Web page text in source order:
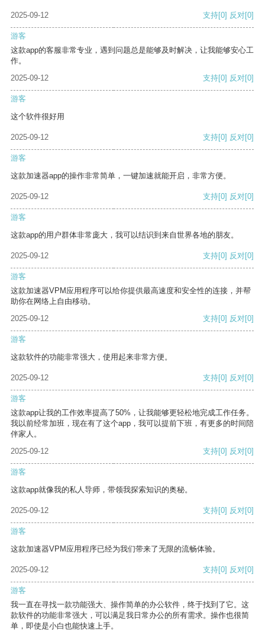
2025-09-12 支持[0] 反对[0]
游客
这款app的客服非常专业，遇到问题总是能够及时解决，让我能够安心工
作。
2025-09-12
支持[0] 反对[0]
游客
这个软件很好用
2025-09-12 支持[0] 反对[0]
游客
这款加速器app的操作非常简单，一键加速就能开启，非常方便。
2025-09-12 支持[0] 反对[0]
游客
这款app的用户群体非常庞大，我可以结识到来自世界各地的朋友。
2025-09-12 支持[0] 反对[0]
游客
这款加速器VPM应用程序可以给你提供最高速度和安全性的连接，并帮
助你在网络上自由移动。
2025-09-12
支持[0] 反对[0]
游客
这款软件的功能非常强大，使用起来非常方便。
2025-09-12 支持[0] 反对[0]
游客
这款app让我的工作效率提高了50%，让我能够更轻松地完成工作任务。
我以前经常加班，现在有了这个app，我可以提前下班，有更多的时间陪
伴家人。
2025-09-12
支持[0] 反对[0]
游客
这款app就像我的私人导师，带领我探索知识的奥秘。
2025-09-12 支持[0] 反对[0]
游客
这款加速器VPM应用程序已经为我们带来了无限的流畅体验。
2025-09-12 支持[0] 反对[0]
游客
我一直在寻找一款功能强大、操作简单的办公软件，终于找到了它。这
款软件的功能非常强大，可以满足我日常办公的所有需求。操作也很简
单，即使是小白也能快速上手。